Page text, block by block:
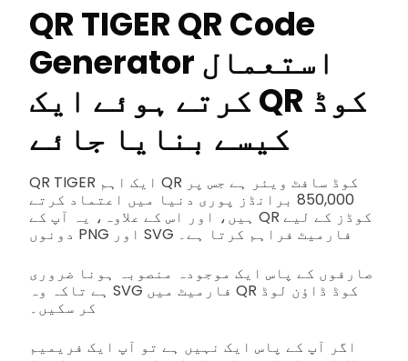
QR TIGER QR Code
Generator استعمال
کرتے ہوئے ایک QR کوڈ
کیسے بنایا جائے
QR TIGER ایک اہم QR کوڈ سافٹ ویئر ہے جس پر
850,000 برانڈز پوری دنیا میں اعتماد کرتے
ہیں، اور اس کے علاوہ، یہ آپ کے QR کوڈز کے لیے
دونوں PNG اور SVG فارمیٹ فراہم کرتا ہے۔
صارفوں کے پاس ایک موجودہ منصوبہ ہونا ضروری
ہے تاکہ وہ SVG فارمیٹ میں QR کوڈ ڈاؤن لوڈ
کر سکیں۔
اگر آپ کے پاس ایک نہیں ہے تو آپ ایک فریمیم